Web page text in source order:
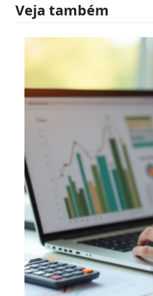
Veja também